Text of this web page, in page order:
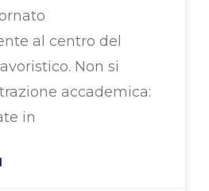
al centro del
Non si
accademica:
in